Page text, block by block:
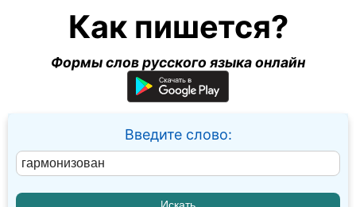
Как пишется?
Формы слов русского языка онлайн
Введите слово: